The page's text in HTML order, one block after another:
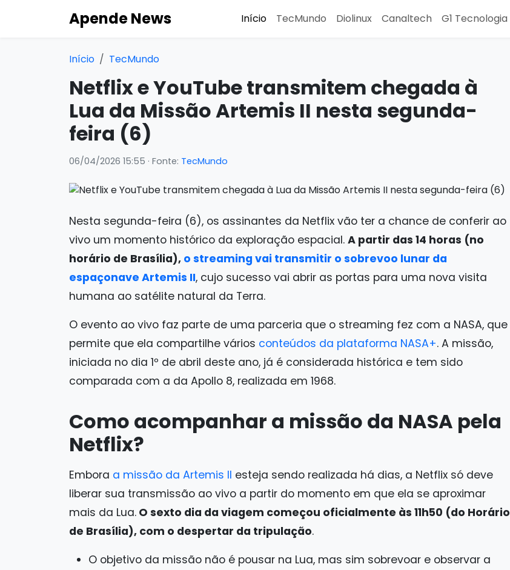
Apende News Início TecMundo Diolinux Canaltech G1 Tecnologia
Início TecMundo
Netflix e YouTube transmitem chegada à
Lua da Missão Artemis II nesta segunda-
feira (6)
06/04/2026 15:55 · Fonte: TecMundo
Nesta segunda-feira (6), os assinantes da Netflix vão ter a chance de conferir ao
vivo um momento histórico da exploração espacial. A partir das 14 horas (no
horário de Brasília), o streaming vai transmitir o sobrevoo lunar da
espaçonave Artemis II, cujo sucesso vai abrir as portas para uma nova visita
humana ao satélite natural da Terra.
O evento ao vivo faz parte de uma parceria que o streaming fez com a NASA, que
permite que ela compartilhe vários conteúdos da plataforma NASA+. A missão,
iniciada no dia 1º de abril deste ano, já é considerada histórica e tem sido
comparada com a da Apollo 8, realizada em 1968.
Como acompanhar a missão da NASA pela
Netflix?
Embora a missão da Artemis II esteja sendo realizada há dias, a Netflix só deve
liberar sua transmissão ao vivo a partir do momento em que ela se aproximar
mais da Lua. O sexto dia da viagem começou oficialmente às 11h50 (do Horário
de Brasília), com o despertar da tripulação.
O objetivo da missão não é pousar na Lua, mas sim sobrevoar e observar a